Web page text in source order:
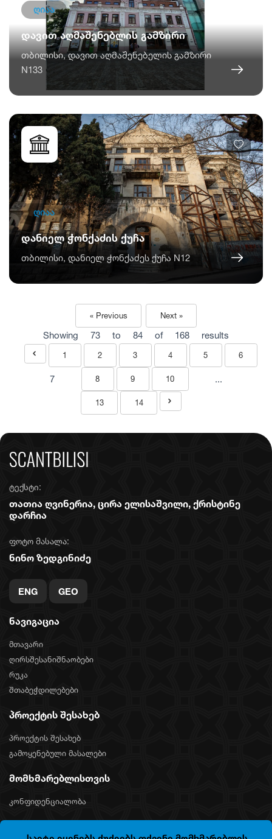
ღიაა
დავით აღმაშენებლის გამზირი
თბილისი, დავით აღმაშენებელის გამზირი
N133
ღიაა
დანიელ ჭონქაძის ქუჩა
თბილისი, დანიელ ჭონქაძეს ქუჩა N12
« Previous Next »
Showing 73 to 84 of 168 results
1 2 3 4 5 6
7 8 9 10 ...
13 14
ნავიგაცია
მთავარი
ღირსშესანიშნაობები
რუკა
შთაბეჭდილებები
პროექტის შესახებ
პროექტის შესახებ
გამოყენებული მასალები
მომხმარებლისთვის
კონფიდენციალობა
ტექსტი:
თათია ღვინერია, ცირა ელისაშვილი, ქრისტინე
დარჩია
ფოტო მასალა:
ნინო ზედგინიძე
ENG GEO